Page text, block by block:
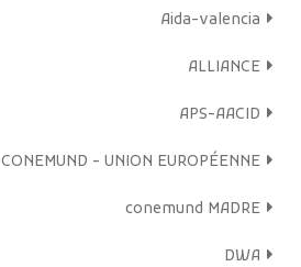
Aida-valencia
ALLIANCE
APS-AACID
CONEMUND - UNION EUROPÉENNE
conemund MADRE
DWA